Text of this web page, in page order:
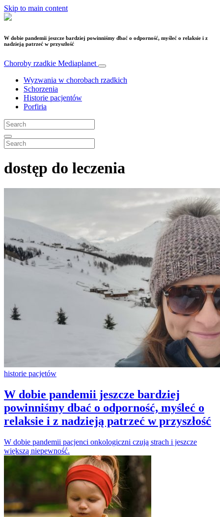
Skip to main content
W dobie pandemii jeszcze bardziej powinniśmy dbać o odporność, myśleć o relaksie i z
nadzieją patrzeć w przyszłość
Choroby rzadkie Mediaplanet
Wyzwania w chorobach rzadkich
Schorzenia
Historie pacjentów
Porfiria
dostęp do leczenia
historie pacjetów
W dobie pandemii jeszcze bardziej
powinniśmy dbać o odporność, myśleć o
relaksie i z nadzieją patrzeć w przyszłość
W dobie pandemii pacjenci onkologiczni czują strach i jeszcze
większą niepewność.